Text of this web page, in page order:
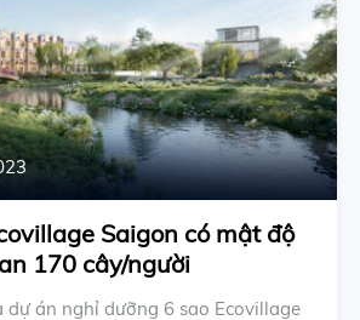
Saigon có mật độ
170 cây/người
dự án nghỉ dưỡng 6 sao Ecovillage